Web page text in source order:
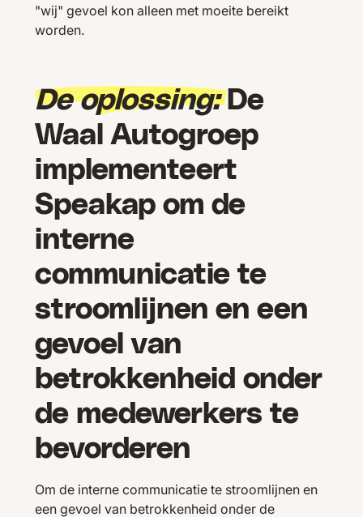
"wij" gevoel kon alleen met moeite bereikt
worden.
De oplossing: De
Waal Autogroep
implementeert
Speakap om de
interne
communicatie te
stroomlijnen en een
gevoel van
betrokkenheid onder
de medewerkers te
bevorderen
Om de interne communicatie te stroomlijnen en
een gevoel van betrokkenheid onder de